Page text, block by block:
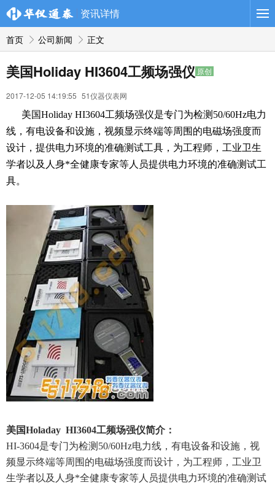
资讯详情
首页 公司新闻 正文
美国Holiday HI3604工频场强仪 原创
2017-12-05 14:19:55 51仪器仪表网
美国Holiday HI3604工频场强仪是专门为检测50/60Hz电力
线，有电设备和设施，视频显示终端等周围的电磁场强度而
设计，提供电力环境的准确测试工具，为工程师，工业卫生
学者以及人身*全健康专家等人员提供电力环境的准确测试工
具。
美国Holaday HI3604工频场强仪简介：
HI-3604是专门为检测50/60Hz电力线，有电设备和设施，视
频显示终端等周围的电磁场强度而设计，为工程师，工业卫
生学者以及人身*全健康专家等人员提供电力环境的准确测试